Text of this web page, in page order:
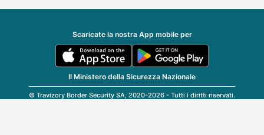
Scaricate la nostra App mobile per
Il Ministero della Sicurezza Nazionale
© Travizory Border Security SA, 2020-2026 - Tutti i diritti riservati.